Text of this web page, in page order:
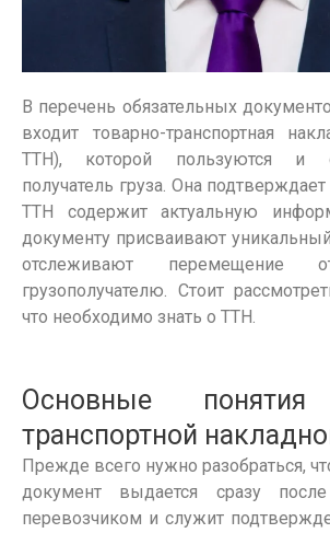
В перечень обязательных
входит товарно-транспортная
ТТН), которой пользуются и
получатель груза. Она
ТТН
содержит актуальную
документу присваивают
отслеживают перемещение
грузополучателю. Стоит
что необходимо знать о ТТН.
Основные понятия
транспортной
Прежде всего нужно разобраться,
документ выдается сразу
перевозчиком и служит